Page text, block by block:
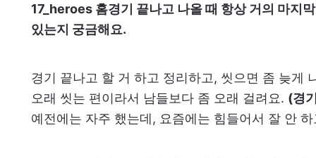
17_heroes 홈경기 끝나고 나올 때 항상 거의 마지
있는지 궁금해요.
경기 끝나고 할 거 하고 정리하고, 씻으면 좀 늦게
오래 씻는 편이라서 남들보다 좀 오래 걸려요. (경
예전에는 자주 했는데, 요즘에는 힘들어서 잘 안